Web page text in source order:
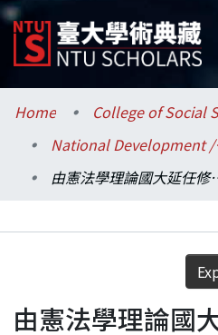
Communities &
Research Outputs
Statistics
Home
由憲法學理
由憲法學理論國